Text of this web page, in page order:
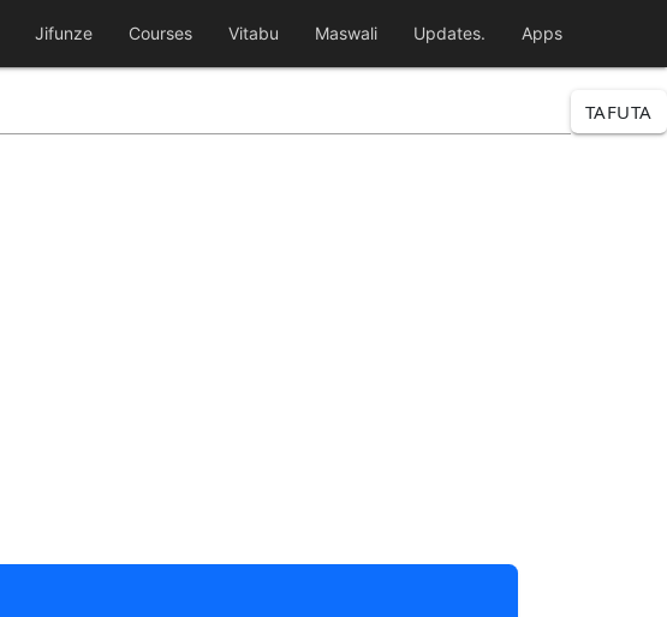
Jifunze Courses Vitabu Maswali Updates. Apps
TAFUTA